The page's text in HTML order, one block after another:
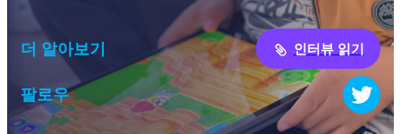
더 알아보기 인터뷰 읽기
팔로우